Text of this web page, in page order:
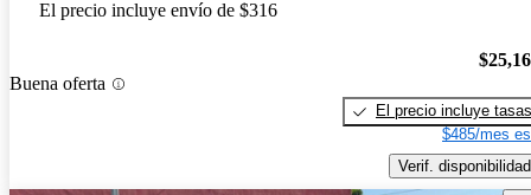
El precio incluye envío de $316
Buena oferta
El precio incluye tasas
$485/mes
Verif. disponibilidad